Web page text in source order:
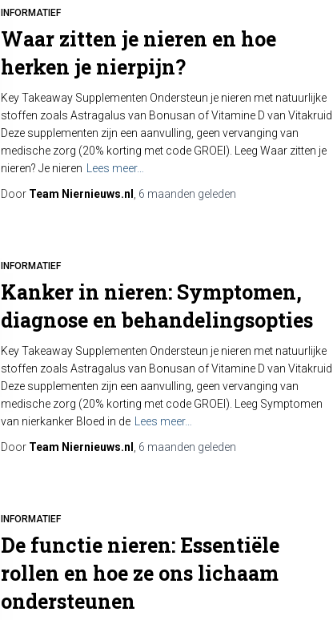
INFORMATIEF
Waar zitten je nieren en hoe
herken je nierpijn?
Key Takeaway Supplementen Ondersteun je nieren met natuurlijke
stoffen zoals Astragalus van Bonusan of Vitamine D van Vitakruid.
Deze supplementen zijn een aanvulling, geen vervanging van
medische zorg (20% korting met code GROEI). Leeg Waar zitten je
nieren? Je nieren
Lees meer…
Door Team Niernieuws.nl 6 maanden geleden
INFORMATIEF
Kanker in nieren: Symptomen,
diagnose en behandelingsopties
Key Takeaway Supplementen Ondersteun je nieren met natuurlijke
stoffen zoals Astragalus van Bonusan of Vitamine D van Vitakruid.
Deze supplementen zijn een aanvulling, geen vervanging van
medische zorg (20% korting met code GROEI). Leeg Symptomen
van nierkanker Bloed in de
Lees meer…
Door Team Niernieuws.nl 6 maanden geleden
INFORMATIEF
De functie nieren: Essentiële
rollen en hoe ze ons lichaam
ondersteunen